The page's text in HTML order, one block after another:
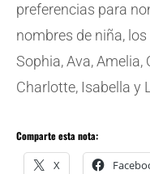
preferencias para
nombres de niña,
Sophia, Ava, Amelia,
Charlotte, Isabella y
Comparte esta nota:
X